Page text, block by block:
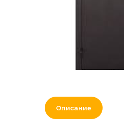
комплектующие
Двери, перекрытия,
Мебель для дома и
офисаОписание